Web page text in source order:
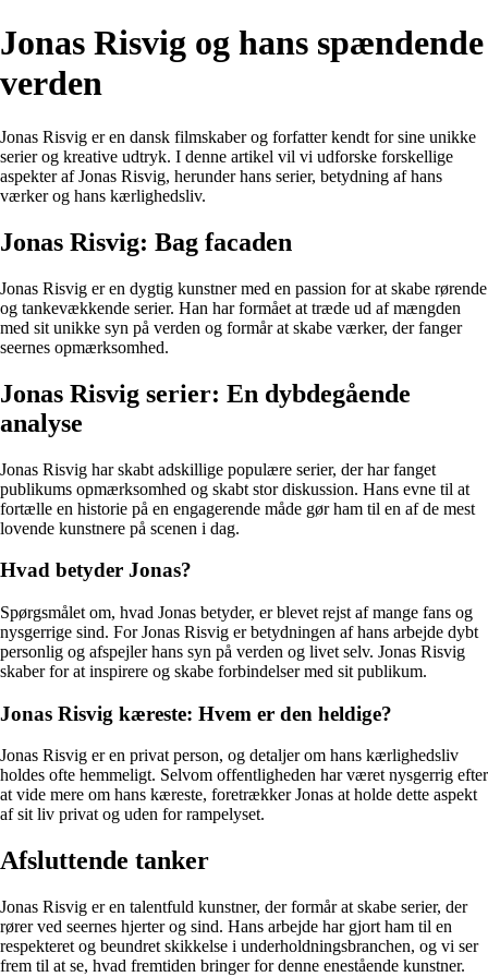
Jonas Risvig og hans spændende
verden
Jonas Risvig er en dansk filmskaber og forfatter kendt for sine unikke
serier og kreative udtryk. I denne artikel vil vi udforske forskellige
aspekter af Jonas Risvig, herunder hans serier, betydning af hans
værker og hans kærlighedsliv.
Jonas Risvig: Bag facaden
Jonas Risvig er en dygtig kunstner med en passion for at skabe rørende
og tankevækkende serier. Han har formået at træde ud af mængden
med sit unikke syn på verden og formår at skabe værker, der fanger
seernes opmærksomhed.
Jonas Risvig serier: En dybdegående
analyse
Jonas Risvig har skabt adskillige populære serier, der har fanget
publikums opmærksomhed og skabt stor diskussion. Hans evne til at
fortælle en historie på en engagerende måde gør ham til en af de mest
lovende kunstnere på scenen i dag.
Hvad betyder Jonas?
Spørgsmålet om, hvad Jonas betyder, er blevet rejst af mange fans og
nysgerrige sind. For Jonas Risvig er betydningen af hans arbejde dybt
personlig og afspejler hans syn på verden og livet selv. Jonas Risvig
skaber for at inspirere og skabe forbindelser med sit publikum.
Jonas Risvig kæreste: Hvem er den heldige?
Jonas Risvig er en privat person, og detaljer om hans kærlighedsliv
holdes ofte hemmeligt. Selvom offentligheden har været nysgerrig efter
at vide mere om hans kæreste, foretrækker Jonas at holde dette aspekt
af sit liv privat og uden for rampelyset.
Afsluttende tanker
Jonas Risvig er en talentfuld kunstner, der formår at skabe serier, der
rører ved seernes hjerter og sind. Hans arbejde har gjort ham til en
respekteret og beundret skikkelse i underholdningsbranchen, og vi ser
frem til at se, hvad fremtiden bringer for denne enestående kunstner.